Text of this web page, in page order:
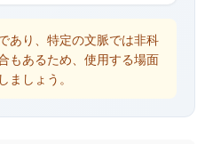
あり、特定の文脈では非科
もあるため、使用する場面
ましょう。